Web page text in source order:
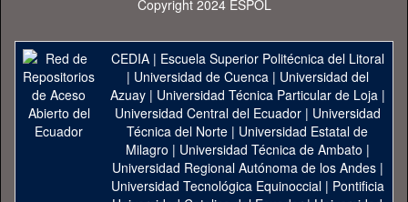
Copyright 2024 ESPOL
CEDIA| Escuela Superior Politécnica del Litoral
| Universidad de Cuenca| Universidad del
Azuay| Universidad Técnica Particular de Loja|
Universidad Central del Ecuador| Universidad
Técnica del Norte | Universidad Estatal de
Milagro | Universidad Técnica de Ambato |
Universidad Regional Autónoma de los Andes|
Universidad Tecnológica Equinoccial| Pontificia